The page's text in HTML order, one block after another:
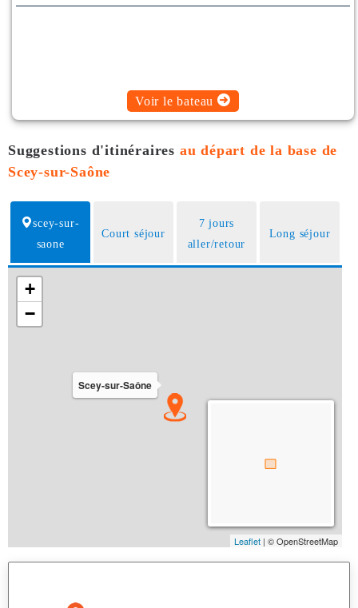
Voir le bateau
Suggestions d'itinéraires au départ de la base de
Scey-sur-Saône
scey-sur-
saone
Court séjour
7 jours
aller/retour
Long séjour